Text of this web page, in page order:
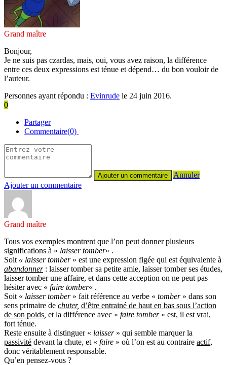
Grand maître
Bonjour,
Je ne suis pas czardas, mais, oui, vous avez raison, la différence
entre ces deux expressions est ténue et dépend… du bon vouloir de
l’auteur.
Personnes ayant répondu : Evinrude le 24 juin 2016.
0
Partager
Commentaire(0)
Annuler
Ajouter un commentaire
Grand maître
Tous vos exemples montrent que l’on peut donner plusieurs
significations à « laisser tomber« .
Soit « laisser tomber» est une expression figée qui est équivalente à
abandonner : laisser tomber sa petite amie, laisser tomber ses études,
laisser tomber une affaire, et dans cette acception on ne peut pas
hésiter avec « faire tomber« .
Soit « laisser tomber» fait référence au verbe « tomber» dans son
sens primaire de chuter, d’être entrainé de haut en bas sous l’action
de son poids et la différence avec « faire tomber» est, il est vrai,
fort ténue.
Reste ensuite à distinguer « laisser» qui semble marquer la
passivité devant la chute, et « faire » où l’on est au contraire actif,
donc véritablement responsable.
Qu’en pensez-vous ?